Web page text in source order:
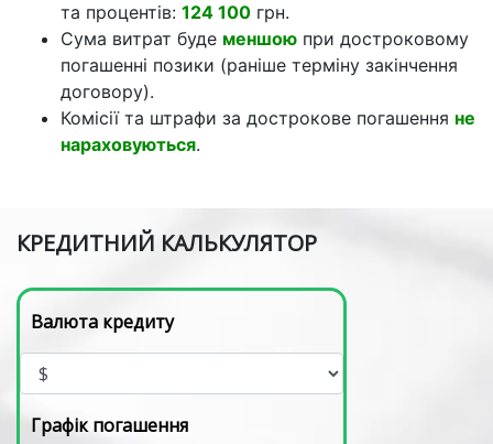
та процентів: 124 100 грн.
Сума витрат буде меншою при достроковому
погашенні позики (раніше терміну закінчення
договору).
Комісії та штрафи за дострокове погашення не
нараховуються.
КРЕДИТНИЙ КАЛЬКУЛЯТОР
Валюта кредиту
Графік погашення